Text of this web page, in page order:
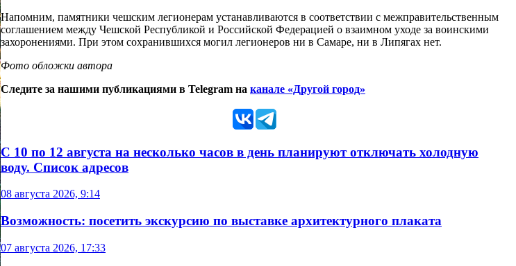
Напомним, памятники чешским легионерам устанавливаются в соответствии с межправительственным
соглашением между Чешской Республикой и Российской Федерацией о взаимном уходе за воинскими
захоронениями. При этом сохранившихся могил легионеров ни в Самаре, ни в Липягах нет.
Фото обложки автора
Следите за нашими публикациями в Telegram на канале «Другой город»
С 10 по 12 августа на несколько часов в день планируют отключать холодную
воду. Список адресов
08 августа 2026, 9:14
Возможность: посетить экскурсию по выставке архитектурного плаката
07 августа 2026, 17:33